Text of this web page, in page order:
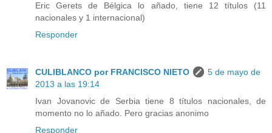
Eric Gerets de Bélgica lo añado, tiene 12 títulos (11
nacionales y 1 internacional)
Responder
CULIBLANCO por FRANCISCO NIETO
5 de mayo de
2013 a las 19:14
Ivan Jovanovic de Serbia tiene 8 títulos nacionales, de
momento no lo añado. Pero gracias anonimo
Responder